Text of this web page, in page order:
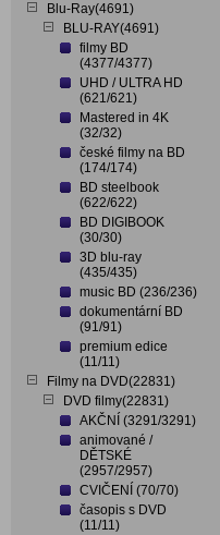
Blu-Ray(4691)
BLU-RAY(4691)
filmy BD
(4377/4377)
UHD / ULTRA HD
(621/621)
Mastered in 4K
(32/32)
české filmy na BD
(174/174)
BD steelbook
(622/622)
BD DIGIBOOK
(30/30)
3D blu-ray
(435/435)
music BD (236/236)
dokumentární BD
(91/91)
premium edice
(11/11)
Filmy na DVD(22831)
DVD filmy(22831)
AKČNÍ (3291/3291)
animované /
DĚTSKÉ
(2957/2957)
CVIČENÍ (70/70)
časopis s DVD
(11/11)